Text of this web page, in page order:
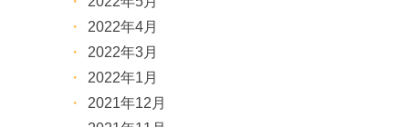
2022年4月
2022年3月
2022年1月
2021年12月